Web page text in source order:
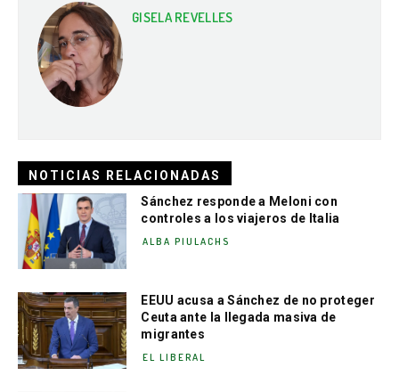
GISELA REVELLES
NOTICIAS RELACIONADAS
Sánchez responde a Meloni con
controles a los viajeros de Italia
ALBA PIULACHS
EEUU acusa a Sánchez de no proteger
Ceuta ante la llegada masiva de
migrantes
EL LIBERAL